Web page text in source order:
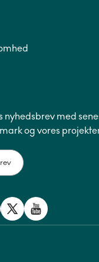
nyhedsbrev med
og vores